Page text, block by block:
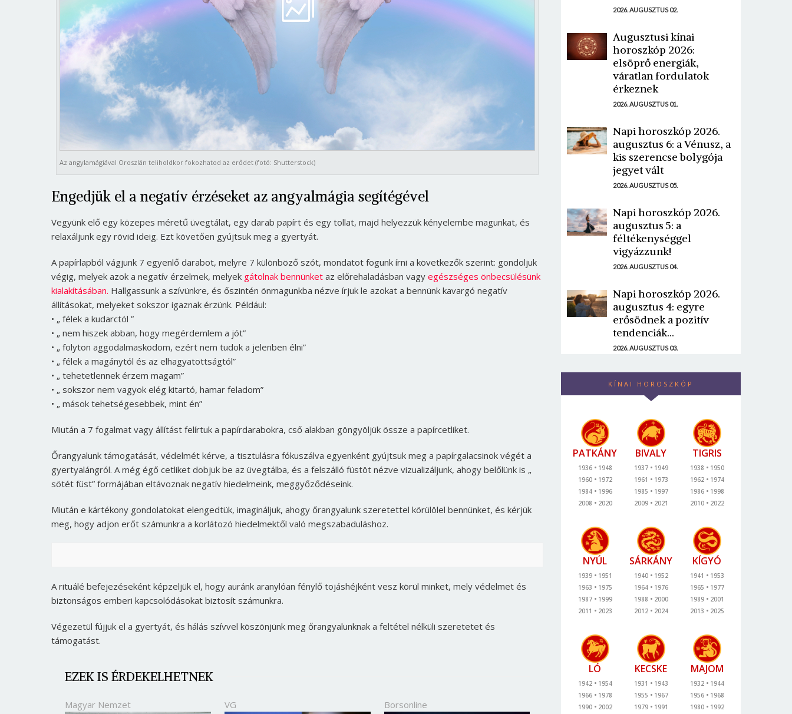
Az angylamágiával Oroszlán teliholdkor fokozhatod az erődet (fotó: Shutterstock)
Engedjük el a negatív érzéseket az angyalmágia segítégével
Vegyünk elő egy közepes méretű üvegtálat, egy darab papírt és egy tollat, majd helyezzük kényelembe magunkat, és
relaxáljunk egy rövid ideig. Ezt követően gyújtsuk meg a gyertyát.
A papírlapból vágjunk 7 egyenlő darabot, melyre 7 különböző szót, mondatot fogunk írni a következők szerint: gondoljuk
végig, melyek azok a negatív érzelmek, melyek gátolnak bennünket az előrehaladásban vagy egészséges önbecsülésünk
kialakításában. Hallgassunk a szívünkre, és őszintén önmagunkba nézve írjuk le azokat a bennünk kavargó negatív
állításokat, melyeket sokszor igaznak érzünk. Például:
• „ félek a kudarctól ”
• „ nem hiszek abban, hogy megérdemlem a jót”
• „ folyton aggodalmaskodom, ezért nem tudok a jelenben élni”
• „ félek a magánytól és az elhagyatottságtól”
• „ tehetetlennek érzem magam”
• „ sokszor nem vagyok elég kitartó, hamar feladom”
• „ mások tehetségesebbek, mint én”
Miután a 7 fogalmat vagy állítást felírtuk a papírdarabokra, cső alakban göngyöljük össze a papírcetliket.
Őrangyalunk támogatását, védelmét kérve, a tisztulásra fókuszálva egyenként gyújtsuk meg a papírgalacsinok végét a
gyertyalángról. A még égő cetliket dobjuk be az üvegtálba, és a felszálló füstöt nézve vizualizáljunk, ahogy belőlünk is „
sötét füst” formájában eltávoznak negatív hiedelmeink, meggyőződéseink.
Miután e kártékony gondolatokat elengedtük, imagináljuk, ahogy őrangyalunk szeretettel körülölel bennünket, és kérjük
meg, hogy adjon erőt számunkra a korlátozó hiedelmektől való megszabaduláshoz.
A rituálé befejezéseként képzeljük el, hogy auránk aranylóan fénylő tojáshéjként vesz körül minket, mely védelmet és
biztonságos emberi kapcsolódásokat biztosít számunkra.
Végezetül fújjuk el a gyertyát, és hálás szívvel köszönjünk meg őrangyalunknak a feltétel nélküli szeretetet és
támogatást.
EZEK IS ÉRDEKELHETNEK
Magyar Nemzet VG Borsonline
2026. AUGUSZTUS 02.
Augusztusi kínai
horoszkóp 2026:
elsöprő energiák,
váratlan fordulatok
érkeznek
2026. AUGUSZTUS 01.
Napi horoszkóp 2026.
augusztus 6: a Vénusz, a
kis szerencse bolygója
jegyet vált
2026. AUGUSZTUS 05.
Napi horoszkóp 2026.
augusztus 5: a
féltékenységgel
vigyázzunk!
2026. AUGUSZTUS 04.
Napi horoszkóp 2026.
augusztus 4: egyre
erősödnek a pozitív
tendenciák...
2026. AUGUSZTUS 03.
KÍNAI HOROSZKÓP
PATKÁNY
1936
1948
1960
1972
1984
1996
2008
2020
BIVALY
1937
1949
1961
1973
1985
1997
2009
2021
TIGRIS
1938
1950
1962
1974
1986
1998
2010
2022
NYÚL
1939
1951
1963
1975
1987
1999
2011
2023
SÁRKÁNY
1940
1952
1964
1976
1988
2000
2012
2024
KÍGYÓ
1941
1953
1965
1977
1989
2001
2013
2025
LÓ
1942
1954
1966
1978
1990
2002
KECSKE
1931
1943
1955
1967
1979
1991
MAJOM
1932
1944
1956
1968
1980
1992